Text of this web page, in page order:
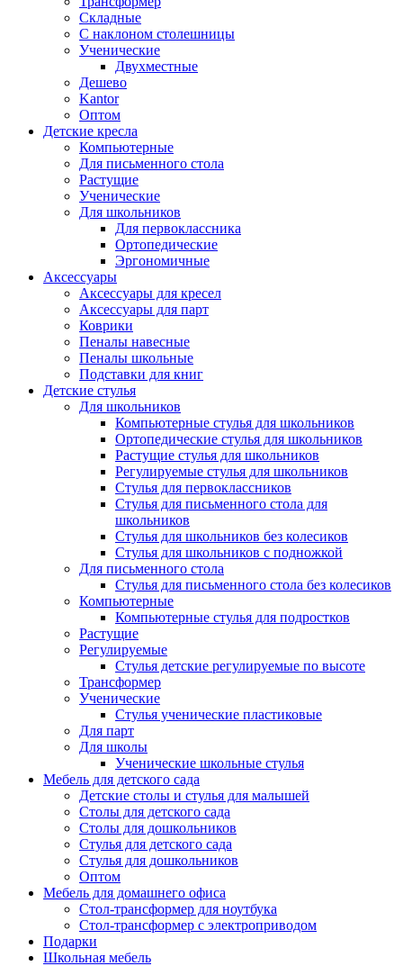
Складные
С наклоном столешницы
Ученические
Двухместные
Дешево
Kantor
Оптом
Детские кресла
Компьютерные
Для письменного стола
Растущие
Ученические
Для школьников
Для первоклассника
Ортопедические
Эргономичные
Аксессуары
Аксессуары для кресел
Аксессуары для парт
Коврики
Пеналы навесные
Пеналы школьные
Подставки для книг
Детские стулья
Для школьников
Компьютерные стулья для школьников
Ортопедические стулья для школьников
Растущие стулья для школьников
Регулируемые стулья для школьников
Стулья для первоклассников
Стулья для письменного стола для
школьников
Стулья для школьников без колесиков
Стулья для школьников с подножкой
Для письменного стола
Стулья для письменного стола без колесиков
Компьютерные
Компьютерные стулья для подростков
Растущие
Регулируемые
Стулья детские регулируемые по высоте
Трансформер
Ученические
Стулья ученические пластиковые
Для парт
Для школы
Ученические школьные стулья
Мебель для детского сада
Детские столы и стулья для малышей
Столы для детского сада
Столы для дошкольников
Стулья для детского сада
Стулья для дошкольников
Оптом
Мебель для домашнего офиса
Стол-трансформер для ноутбука
Стол-трансформер с электроприводом
Подарки
Школьная мебель